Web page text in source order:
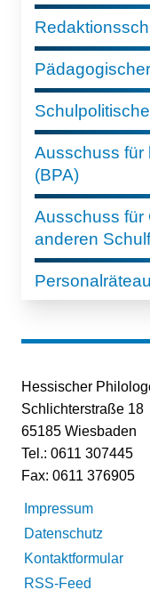
Ausschuss für
(BPA)
Ausschuss für
anderen
Hessischer
Schlichterstraße 18
65185 Wiesbaden
Tel.: 0611 307445
Fax: 0611 376905
Impressum
Datenschutz
Kontaktformular
RSS-Feed